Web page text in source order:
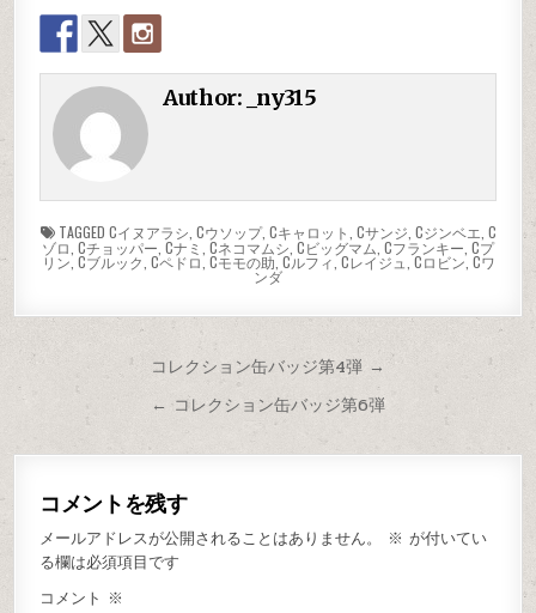
Author: _ny315
TAGGED Cイヌアラシ Cウソップ, Cキャロット Cサンジ Cジンベエ C
ゾロ Cチョッパー Cナミ Cネコマムシ Cビッグマム Cフランキー Cプ
リン, Cブルック Cペドロ, Cモモの助,Cルフィ,Cレイジュ ,Cロビン, Cワ
ンダ
コレクション缶バッジ第4弾 →
← コレクション缶バッジ第6弾
コメントを残す
メールアドレスが公開されることはありません。 ※ が付いてい
る欄は必須項目です
コメント ※